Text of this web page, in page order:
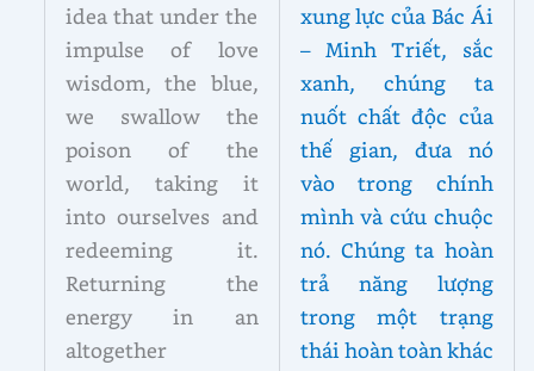
idea that under the
impulse of love
wisdom, the blue,
we swallow the
poison of the
world, taking it
into ourselves and
redeeming it.
Returning the
energy in an
altogether
xung lực của Bác Ái
– Minh Triết, sắc
xanh, chúng ta
nuốt chất độc của
thế gian, đưa nó
vào trong chính
mình và cứu chuộc
nó. Chúng ta hoàn
trả năng lượng
trong một trạng
thái hoàn toàn khác